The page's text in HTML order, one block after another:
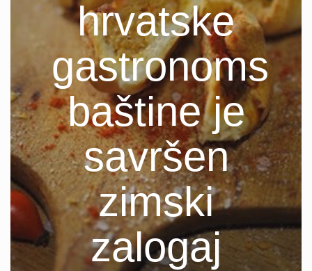
hrvatske
gastronomske
baštine je
savršen
zimski
zalogaj